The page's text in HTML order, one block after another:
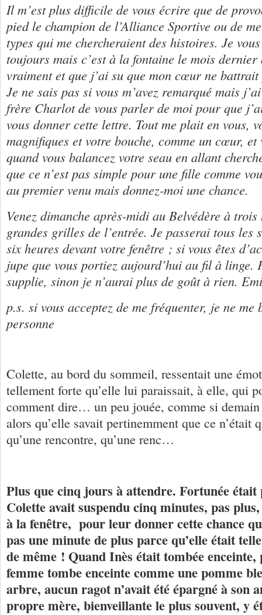
Il m’est plus difficile de vous écrire que de
pied le champion de l’Alliance Sportive ou de
types qui me chercheraient des histoires. Je
toujours mais c’est à la fontaine le mois dernier
vraiment et que j’ai su que mon cœur ne
Je ne sais pas si vous m’avez remarqué mais
frère Charlot de vous parler de moi pour que
vous donner cette lettre. Tout me plait en vous,
magnifiques et votre bouche, comme un cœur, et
quand vous balancez votre seau en allant
que ce n’est pas simple pour une fille comme
au premier venu mais donnez-moi une chance.
Venez dimanche après-midi au Belvédère à trois
grandes grilles de l’entrée. Je passerai tous les
six heures devant votre fenêtre ; si vous êtes
jupe que vous portiez aujourd’hui au fil à linge.
supplie, sinon je n’aurai plus de goût à rien.
p.s. si vous acceptez de me fréquenter, je ne
personne
Colette, au bord du sommeil, ressentait une
tellement forte qu’elle lui paraissait, à elle, qui
comment dire… un peu jouée, comme si
alors qu’elle savait pertinemment que ce n’était
qu’une rencontre, qu’une renc…
Plus que cinq jours à attendre. Fortunée
Colette avait suspendu cinq minutes, pas
à la fenêtre, pour leur donner cette chance
pas une minute de plus parce qu’elle était
de même ! Quand Inès était tombée enceinte,
femme tombe enceinte comme une pomme
arbre, aucun ragot n’avait été épargné à son
propre mère, bienveillante le plus souvent, y